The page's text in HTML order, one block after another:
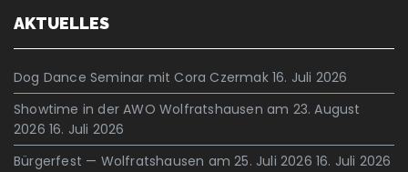
AKTUELLES
Dog Dance Seminar mit Cora Czermak 16. Juli 2026
Showtime in der AWO Wolfratshausen am 23. August
2026 16. Juli 2026
Bürgerfest — Wolfratshausen am 25. Juli 2026 16. Juli 2026